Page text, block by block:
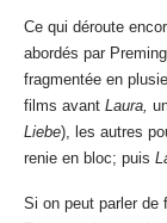
Ce qui déroute
abordés par
fragmentée en
films avant Laura,
Liebe), les autres
renie en bloc; puis
Si on peut parler de